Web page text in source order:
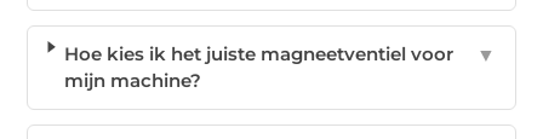
Hoe kies ik het juiste magneetventiel voor
mijn machine?
▼